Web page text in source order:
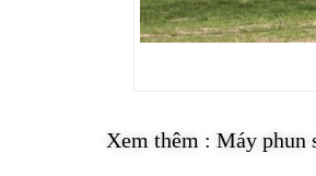
Xem thêm : Máy phun